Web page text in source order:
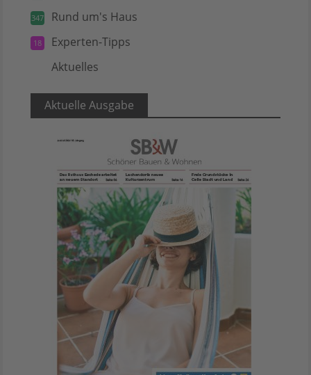
347 Rund um's Haus
18 Experten-Tipps
Aktuelles
Aktuelle Ausgabe